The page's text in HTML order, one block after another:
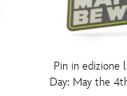
Pin in edizione
Day: May the